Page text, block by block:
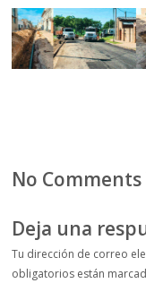
No Comments
Deja una
Tu dirección de correo
obligatorios están